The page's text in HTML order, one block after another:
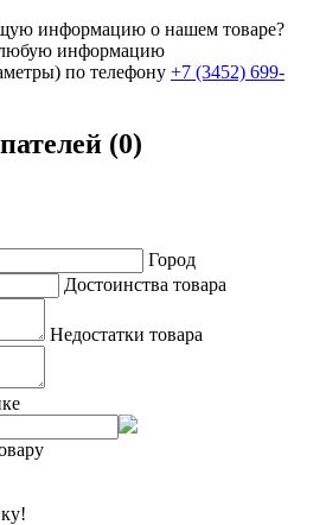
информацию о нашем товаре?
информацию
по телефону +7 (3452) 699-
(0)
Город
Достоинства товара
Недостатки товара